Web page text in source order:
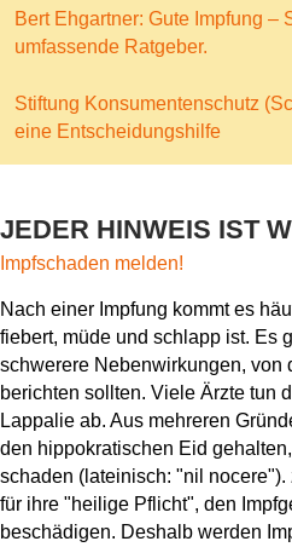
Bert Ehgartner: Gute Impfung –
umfassende Ratgeber.
Stiftung Konsumentenschutz
eine Entscheidungshilfe
JEDER HINWEIS IST
Impfschaden melden!
Nach einer Impfung kommt es
fiebert, müde und schlapp ist. Es
schwerere Nebenwirkungen, von
berichten sollten. Viele Ärzte tun
Lappalie ab. Aus mehreren
den hippokratischen Eid
schaden (lateinisch: "nil
für ihre "heilige Pflicht", den
beschädigen. Deshalb werden